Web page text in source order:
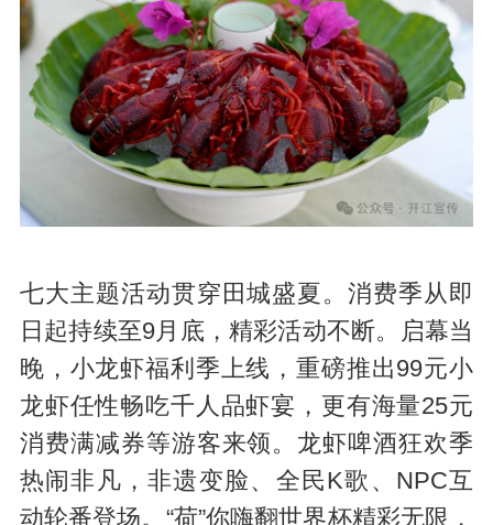
七大主题活动贯穿田城盛夏。消费季从即
日起持续至9月底，精彩活动不断。启幕当
晚，小龙虾福利季上线，重磅推出99元小
龙虾任性畅吃千人品虾宴，更有海量25元
消费满减券等游客来领。龙虾啤酒狂欢季
热闹非凡，非遗变脸、全民K歌、NPC互
动轮番登场。“荷”你嗨翻世界杯精彩无限，